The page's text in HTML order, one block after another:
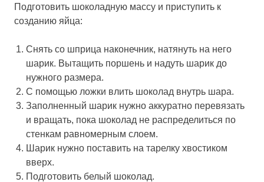
Подготовить шоколадную массу и приступить к
созданию яйца:
Снять со шприца наконечник, натянуть на него
шарик. Вытащить поршень и надуть шарик до
нужного размера.
С помощью ложки влить шоколад внутрь шара.
Заполненный шарик нужно аккуратно перевязать
и вращать, пока шоколад не распределиться по
стенкам равномерным слоем.
Шарик нужно поставить на тарелку хвостиком
вверх.
Подготовить белый шоколад.